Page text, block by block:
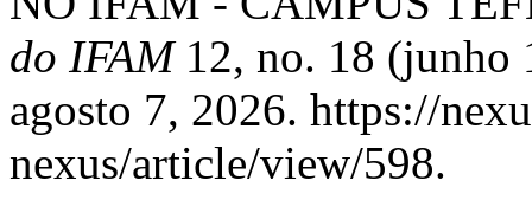
do IFAM12, no. 18 (junho
agosto 7, 2026. https://
nexus/article/view/598.